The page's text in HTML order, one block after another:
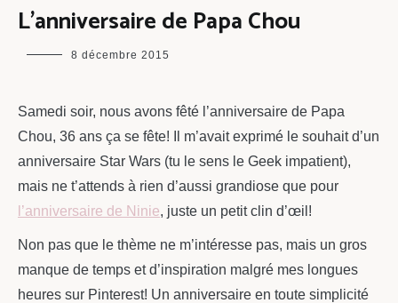
L’anniversaire de Papa Chou
maman
8 décembre 2015
Samedi soir, nous avons fêté l’anniversaire de Papa
Chou, 36 ans ça se fête! Il m’avait exprimé le souhait d’un
anniversaire Star Wars (tu le sens le Geek impatient),
mais ne t’attends à rien d’aussi grandiose que pour
l’anniversaire de Ninie, juste un petit clin d’œil!
Non pas que le thème ne m’intéresse pas, mais un gros
manque de temps et d’inspiration malgré mes longues
heures sur Pinterest! Un anniversaire en toute simplicité